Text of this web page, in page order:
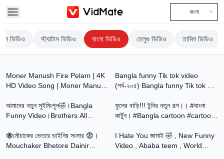
বাংলা
ভিডিও স্ট্যাটাস ভিডিও বাংলা ভিডিও তেলুগু ভিডিও তামিল ভিডিও
Moner Manush Fire Pelam | 4K
HD Video Song | Moner Manush
| Prasenjit
Bangla funny Tik tok video
(পর্ব-২০৫) Bangla funny Tik tok 💞
9:11
আমাদের নতুন সুইমিংপুল🤣।Bangla
Funny Video।Brothers All
14:47
ফুলের বাড়ি!!! টুনির নতুন গল্প।। #বাংলা
কার্টুন। #Bangla cartoon #cartoon
13:15
🐝মৌচাকের ভেতরে ডাইনির সংসার 😨।
Mouchaker Bhetore Dainir
16:15
I Hate You জামাই 🤣 , New Funny
Video , Ababa teem , World
24:42 13:41